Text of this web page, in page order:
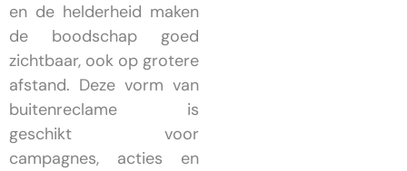
en de helderheid maken
de boodschap goed
zichtbaar, ook op grotere
afstand. Deze vorm van
buitenreclame is
geschikt voor
campagnes, acties en